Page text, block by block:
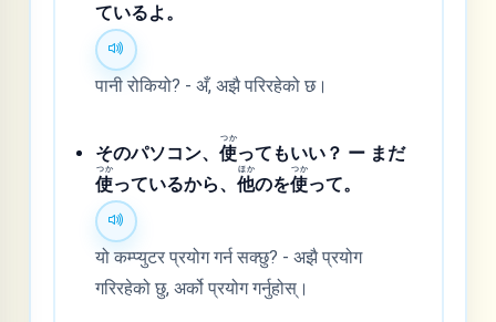
ているよ。
पानी रोकियो? - अँ, अझै परिरहेको छ।
そのパソコン、使
つか
ってもいい？ ー まだ
使
つか
っているから、他
ほか
のを使
つか
って。
यो कम्प्युटर प्रयोग गर्न सक्छु? - अझै प्रयोग
गरिरहेको छु, अर्को प्रयोग गर्नुहोस्।